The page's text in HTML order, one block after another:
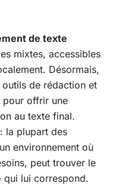
de texte
mixtes, accessibles
Désormais,
outils de rédaction et
pour offrir une
au texte final.
la plupart des
environnement où
peut trouver le
qui lui correspond.